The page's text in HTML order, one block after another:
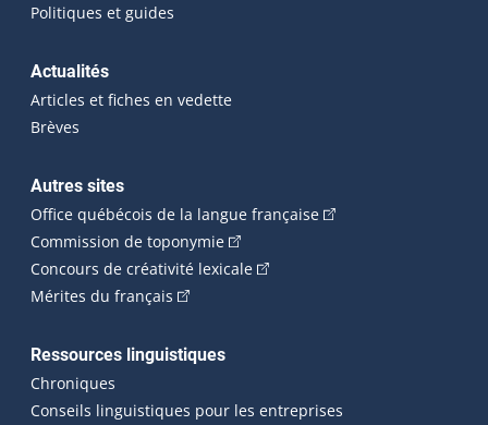
Politiques et guides
Actualités
Articles et fiches en vedette
Brèves
Autres sites
Office québécois de la langue française(Cet hyperlien
Commission de toponymie(Cet hyperlien externe s'ouvrira
Concours de créativité lexicale(Cet hyperlien externe
Mérites du français (Cet hyperlien externe s'ouvrira dans une
Ressources linguistiques
Chroniques
Conseils linguistiques pour les entreprises